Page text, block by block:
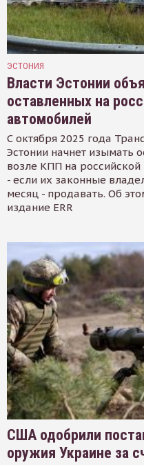
ЭСТОНИЯ
Власти Эстонии
оставленных на
автомобилей
С октября 2025 года
Эстонии начнет изымать
возле КПП на
- если их законные
месяц - продавать. Об
издание ERR
США одобрили
оружия Украине за